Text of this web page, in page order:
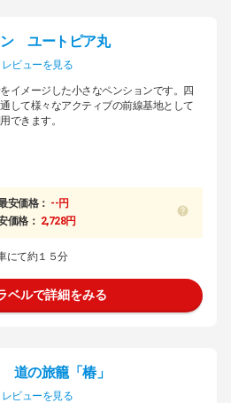
ン ユートピア丸
レビューを見る
イメージした小さなペンションです。四
して様々なアクティブの前線基地として
できます。
安価格： --円
価格： 2,728円
にて約１５分
ベルで詳細をみる
道の旅籠「椿」
レビューを見る